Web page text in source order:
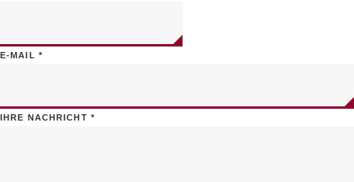
E-MAIL *
IHRE NACHRICHT *